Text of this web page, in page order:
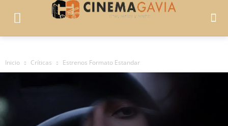
Inicio Críticas Estrenos Formato Estandar